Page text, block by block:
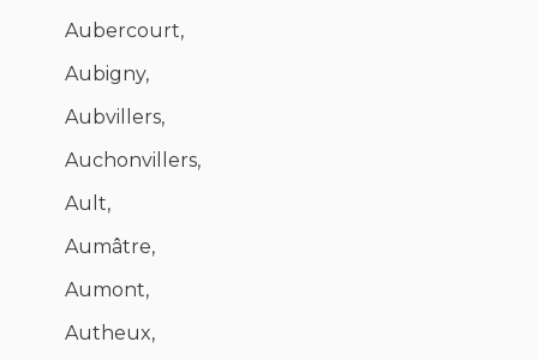
Aubercourt,
Aubigny,
Aubvillers,
Auchonvillers,
Ault,
Aumâtre,
Aumont,
Autheux,